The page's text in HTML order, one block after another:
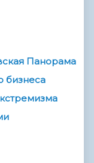
Панорама
бизнеса